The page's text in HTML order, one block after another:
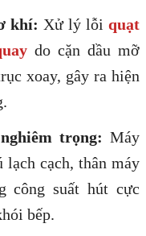
khí: Xử lý lỗi quạt
do cặn dầu mỡ
xoay, gây ra hiện
trọng: Máy
lạch cạch, thân máy
công suất hút cực
bếp.